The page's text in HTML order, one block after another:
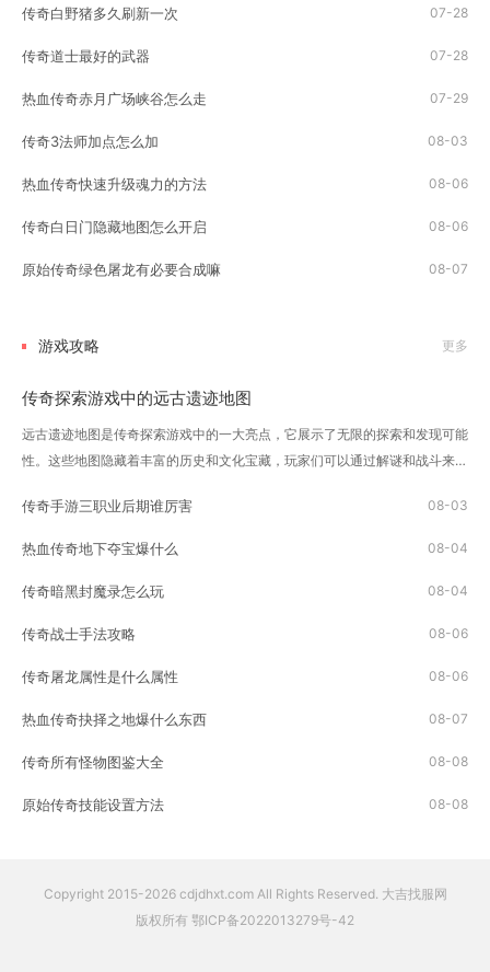
传奇白野猪多久刷新一次 07-28
传奇道士最好的武器 07-28
热血传奇赤月广场峡谷怎么走 07-29
传奇3法师加点怎么加 08-03
热血传奇快速升级魂力的方法 08-06
传奇白日门隐藏地图怎么开启 08-06
原始传奇绿色屠龙有必要合成嘛 08-07
游戏攻略 更多
传奇探索游戏中的远古遗迹地图
远古遗迹地图是传奇探索游戏中的一大亮点，它展示了无限的探索和发现可能
性。这些地图隐藏着丰富的历史和文化宝藏，玩家们可以通过解谜和战斗来逐
以通过击败敌人、完成任务或者是其他的...
传奇手游三职业后期谁厉害 08-03
热血传奇地下夺宝爆什么 08-04
传奇暗黑封魔录怎么玩 08-04
传奇战士手法攻略 08-06
传奇屠龙属性是什么属性 08-06
热血传奇抉择之地爆什么东西 08-07
传奇所有怪物图鉴大全 08-08
原始传奇技能设置方法 08-08
Copyright 2015-2026 cdjdhxt.com All Rights Reserved. 大吉找服网
版权所有 鄂ICP备2022013279号-42